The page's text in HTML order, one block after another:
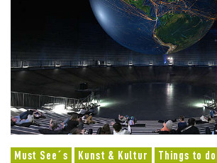
Must See´s Kunst & Kultur Things to do